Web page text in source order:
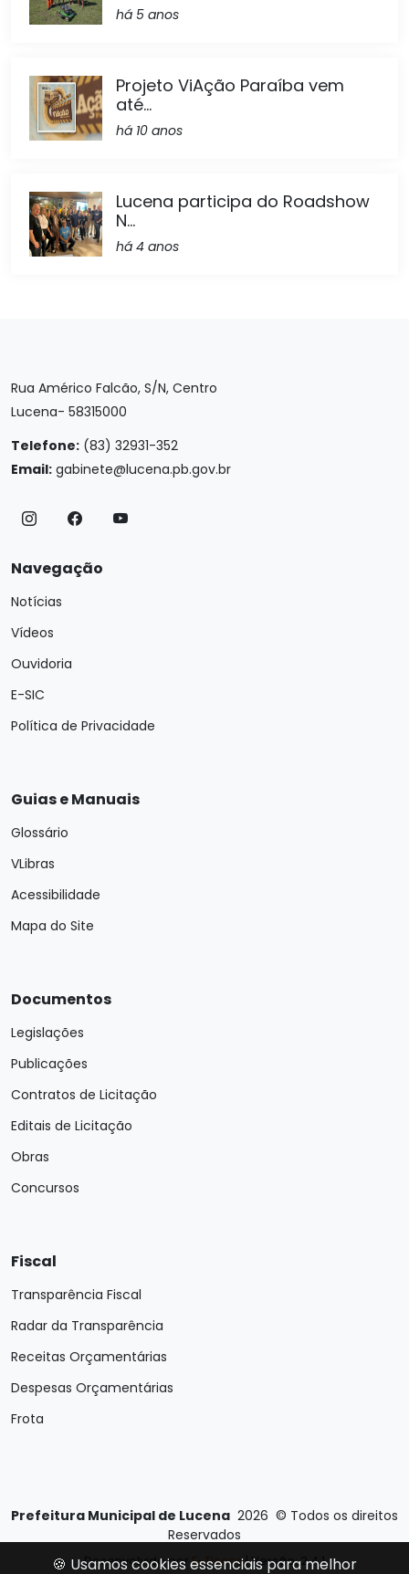
há 5 anos
Projeto ViAção Paraíba vem
até...
há 10 anos
Lucena participa do Roadshow
N...
há 4 anos
Rua Américo Falcão, S/N, Centro
Lucena- 58315000
Telefone: (83) 32931-352
Email: gabinete@lucena.pb.gov.br
Navegação
Notícias
Vídeos
Ouvidoria
E-SIC
Política de Privacidade
Guias e Manuais
Glossário
VLibras
Acessibilidade
Mapa do Site
Documentos
Legislações
Publicações
Contratos de Licitação
Editais de Licitação
Obras
Concursos
Fiscal
Transparência Fiscal
Radar da Transparência
Receitas Orçamentárias
Despesas Orçamentárias
Frota
Prefeitura Municipal de Lucena 2026 © Todos os direitos
Reservados
Desenvolvido porE-Ticons| Versão: 2.4.1
🍪 Usamos cookies essenciais para melhor